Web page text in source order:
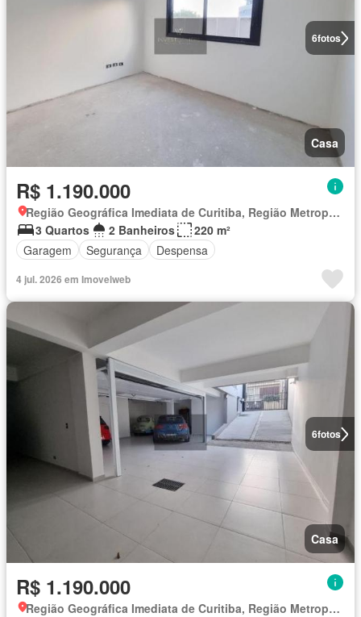
6fotos
Casa
R$ 1.190.000
Região Geográfica Imediata de Curitiba, Região Metropolitana de Curitiba
3 Quartos
2 Banheiros
220 m²
Garagem
Segurança Despensa
4 jul. 2026 em Imovelweb
6fotos
Casa
R$ 1.190.000
Região Geográfica Imediata de Curitiba, Região Metropolitana de Curitiba